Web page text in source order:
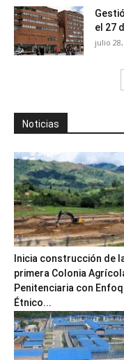
el 27
julio
Noticias
Inicia construcción de
primera Colonia
Penitenciaria con
Étnico...